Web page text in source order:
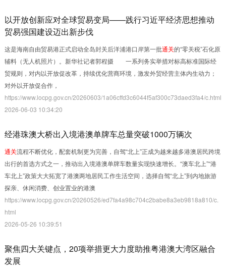
以开放创新应对全球贸易变局——践行习近平经济思想推动
贸易强国建设迈出新步伐
这是海南自由贸易港正式启动全岛封关后洋浦港口岸第一批通关的“零关税”石化原
辅料（无人机照片）。新华社记者郭程摄 一系列务实举措对标高标准国际经
贸规则，对内以开放促改革，持续优化营商环境，激发外贸经营主体内生动力；
对外以开放促合作，
https://www.locpg.gov.cn/20260603/1a06cffd3c6044f5af300c73daed3fa4/c.html
2026-06-03 10:34:20
经港珠澳大桥出入境港澳单牌车总量突破1000万辆次
通关流程不断优化，配套机制更为完善，自驾“北上”正成为越来越多港澳居民跨境
出行的首选方式之一，推动出入境港澳单牌车数量实现快速增长。“澳车北上”“港
车北上”政策大大拓宽了港澳两地居民工作生活空间，选择自驾“北上”到内地旅游
探亲、休闲消费、创业置业的港澳
https://www.locpg.gov.cn/20260526/ed7fa4a98c704c2babe8a3eb9818a810/c.
html
2026-05-26 10:39:51
聚焦四大关键点，20项举措更大力度助推粤港澳大湾区融合
发展